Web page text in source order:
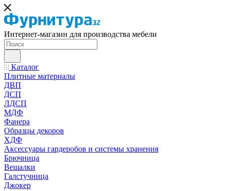
Интернет-магазин для производства мебели
Каталог
Плитные материалы
ДВП
ДСП
ЛДСП
МДФ
Фанера
Образцы декоров
ХДФ
Аксессуары гардеробов и системы хранения
Брючница
Вешалки
Галстучница
Джокер